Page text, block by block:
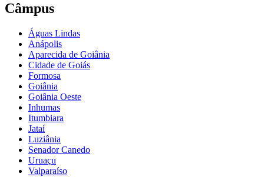
Câmpus
Águas Lindas
Anápolis
Aparecida de Goiânia
Cidade de Goiás
Formosa
Goiânia
Goiânia Oeste
Inhumas
Itumbiara
Jataí
Luziânia
Senador Canedo
Uruaçu
Valparaíso